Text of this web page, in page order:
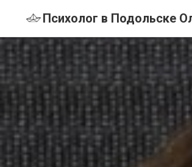
Психолог в Подольске